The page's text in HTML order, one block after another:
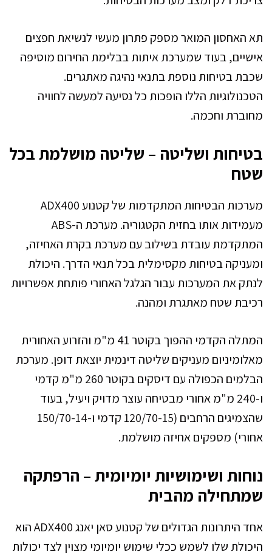
תא האחסון המואר מספק פתרון מעשי לנשיאת חפצים
אישיים, בעוד שמערכת איתות בבלימת החירום מוסיפה
שכבת בטיחות נוספת בתנאי נהיגה מאתגרים.
הטכנולוגיות הללו הופכות כל נסיעה למעשה לחוויה
מחוברת וחכמה.
בטיחות ושליטה – שליטה מושלמת בכל
שטח
מערכות הבטיחות המתקדמות של קטנוע ADX400
מעמידות אותו בחזית הקטגוריה. מערכת ה-ABS
המתקדמת עובדת בשילוב עם מערכת בקרת האחיזה,
ומעניקה בטיחות מקסימלית בכל תנאי הדרך. היכולת
לנתק את המערכות עבור הגלגל האחורי פותחת אפשרויות
רכיבת שטח מאתגרת ומהנה.
המתלה הקדמי ההפוך בקוטר 41 מ"מ והזרוע האחורית
מאלומיניום מעניקים שליטה דינמית יוצאת דופן. מערכת
הבלמים הכפולה עם דיסקים בקוטר 260 מ"מ קדמי
ו-240 מ"מ אחורי מבטיחה עוצר מדויק ויעיל, בעוד
שהצמיגים הרחבים (120/70-15 קדמי ו-150/70-14
אחורי) מספקים אחיזה מושלמת.
נוחות ושימושיות יומיומית – הרפתקה
שמתחילה מהבית
אחד היתרונות הגדולים של קטנוע סאן יאנג ADX400 הוא
היכולת שלו לשמש ככלי שימוש יומיומי מצוין לצד יכולות